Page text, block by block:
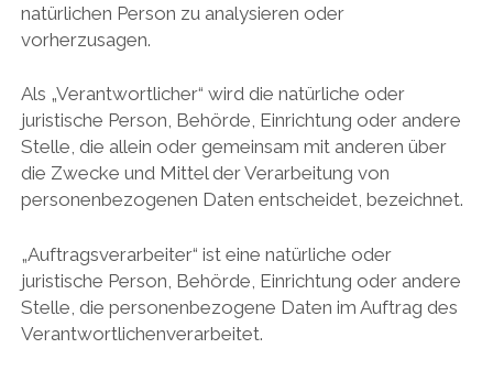
natürlichen Person zu analysieren oder
vorherzusagen.
Als „Verantwortlicher“ wird die natürliche oder
juristische Person, Behörde, Einrichtung oder andere
Stelle, die allein oder gemeinsam mit anderen über
die Zwecke und Mittel der Verarbeitung von
personenbezogenen Daten entscheidet, bezeichnet.
„Auftragsverarbeiter“ ist eine natürliche oder
juristische Person, Behörde, Einrichtung oder andere
Stelle, die personenbezogene Daten im Auftrag des
Verantwortlichenverarbeitet.